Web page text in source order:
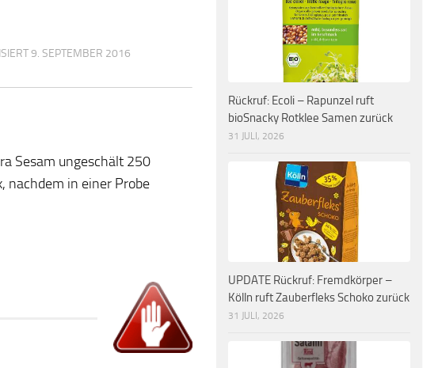
9. SEPTEMBER 2016
Sesam ungeschält 250
nachdem in einer Probe
Rückruf: Ecoli – Rapunzel ruft
bioSnacky Rotklee Samen zurück
31 JULI, 2026
UPDATE Rückruf: Fremdkörper –
Kölln ruft Zauberfleks Schoko zurück
31 JULI, 2026